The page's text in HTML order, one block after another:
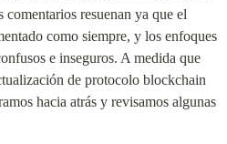
resuenan ya que el
como siempre, y los enfoques
e inseguros. A medida que
de protocolo blockchain
hacia atrás y revisamos algunas